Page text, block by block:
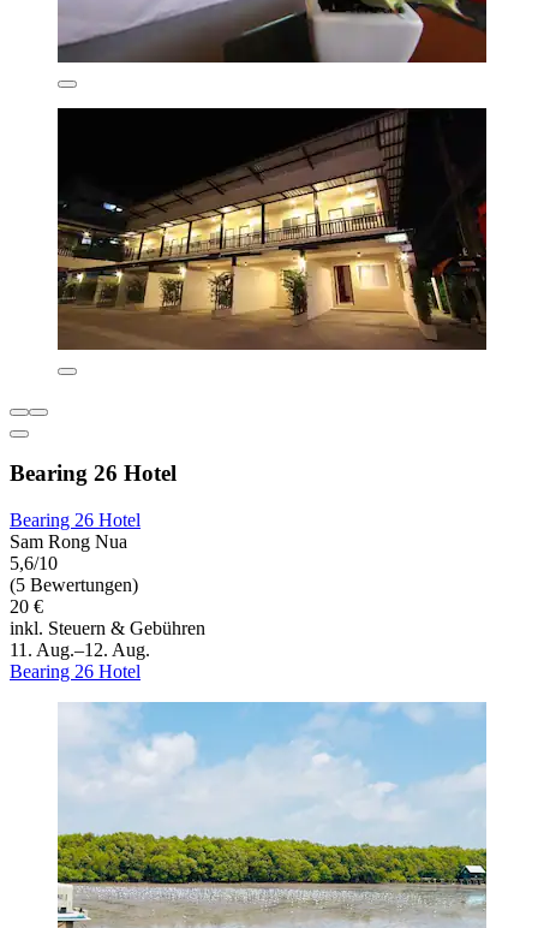
Bearing 26 Hotel
Bearing 26 Hotel
Sam Rong Nua
5,6/10
(5 Bewertungen)
20 €
inkl. Steuern & Gebühren
11. Aug.–12. Aug.
Bearing 26 Hotel